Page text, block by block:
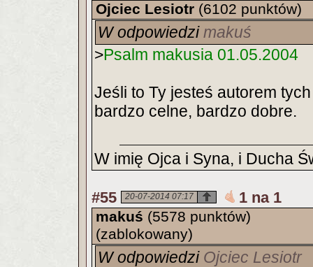
Ojciec Lesiotr (6102 punktów)
W odpowiedzimakuś
>Psalm makusia 01.05.2004
Jeśli to Ty jesteś autorem
bardzo celne, bardzo dobre.
W imię Ojca i Syna, i Ducha
#55 20-07-2014 07:17
1 na 1
makuś (5578 punktów)
(zablokowany)
W odpowiedzi Ojciec Lesiotr